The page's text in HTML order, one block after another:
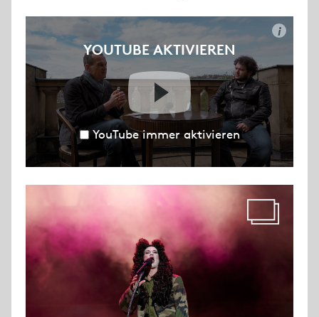
YOUTUBE AKTIVIEREN
i
YouTube immer aktivieren